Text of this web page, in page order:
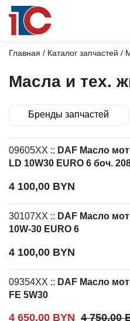
Главная / Каталог запчастей /
Масла и тех.
Бренды запчастей
09605XX :: DAF Масло
LD 10W30 EURO 6 боч.
4 100,00 BYN
30107XX :: DAF Масло
10W-30 EURO 6
4 100,00 BYN
09354XX :: DAF Масло
FE 5W30
4 750,00
Первоначальная цена
4 650,00 BYN
Текущая цена: 4 650,00